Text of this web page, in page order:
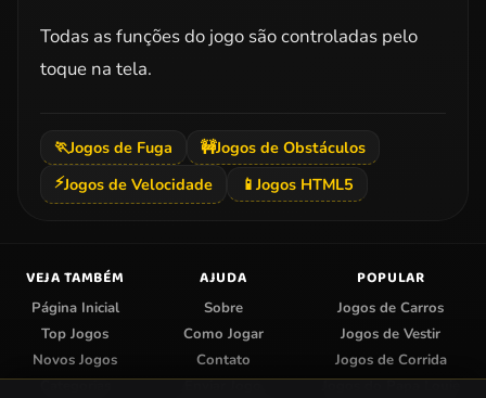
Todas as funções do jogo são controladas pelo
toque na tela.
🏃Jogos de Fuga 🚧Jogos de Obstáculos
⚡Jogos de Velocidade 📱 Jogos HTML5
VEJA TAMBÉM
Página Inicial
Top Jogos
Novos Jogos
Categorias
AJUDA
Sobre
Como Jogar
Contato
Enviar Jogo
POPULAR
Jogos de Carros
Jogos de Vestir
Jogos de Corrida
Jogos do Papa Louie